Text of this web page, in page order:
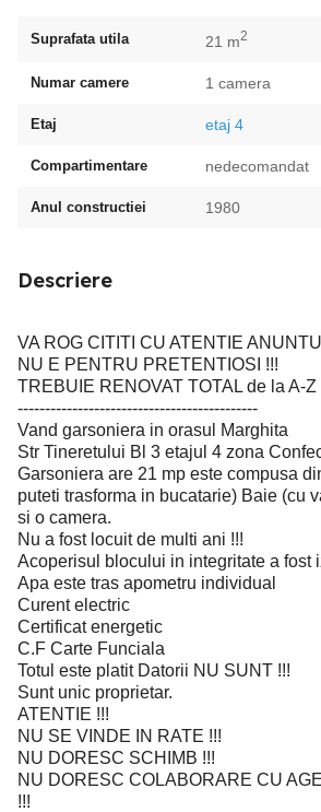
Suprafata utila 21 m2
Numar camere 1 camera
Etaj etaj 4
Compartimentare nedecomandat
Anul constructiei 1980
Descriere
VA ROG CITITI CU ATENTIE
NU E PENTRU PRETENTIOSI !!!
TREBUIE RENOVAT TOTAL de la A-Z
--------------------------------------------
Vand garsoniera in orasul Marghita
Str Tineretului Bl 3 etajul 4 zona
Garsoniera are 21 mp este compusa
puteti trasforma in bucatarie) Baie (cu
si o camera.
Nu a fost locuit de multi ani !!!
Acoperisul blocului in integritate a fost
Apa este tras apometru individual
Curent electric
Certificat energetic
C.F Carte Funciala
Totul este platit Datorii NU SUNT !!!
Sunt unic proprietar.
ATENTIE !!!
NU SE VINDE IN RATE !!!
NU DORESC SCHIMB !!!
NU DORESC COLABORARE CU
!!!